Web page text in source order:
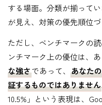
する場面。分類が揃って
が見え、対策の優先順位
ただし、ベンチマークの
ンチマーク上の優位は、
な強さであって、 あなた
証するものではありません
10.5%」という表現は、